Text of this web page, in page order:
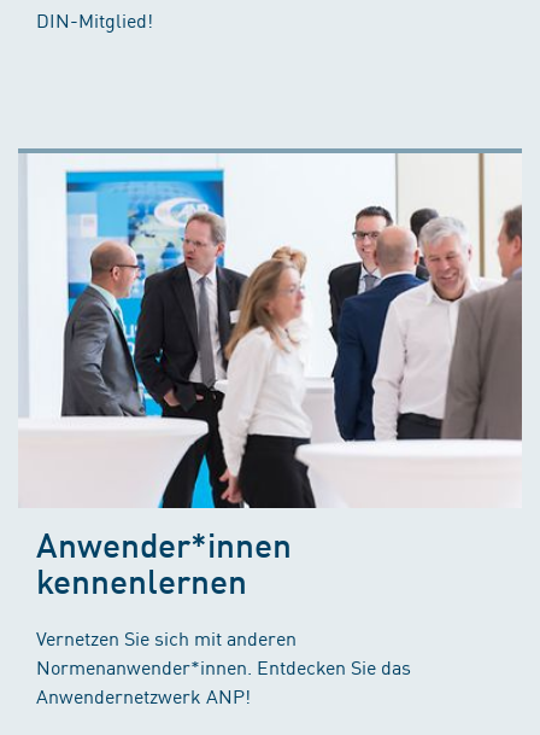
DIN-Mitglied!
Anwender*innen
kennenlernen
Vernetzen Sie sich mit anderen
Normenanwender*innen. Entdecken Sie das
Anwendernetzwerk ANP!